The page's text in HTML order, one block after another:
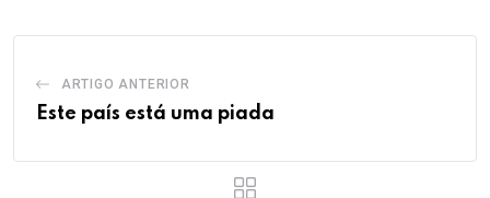
ARTIGO ANTERIOR
Este país está uma piada